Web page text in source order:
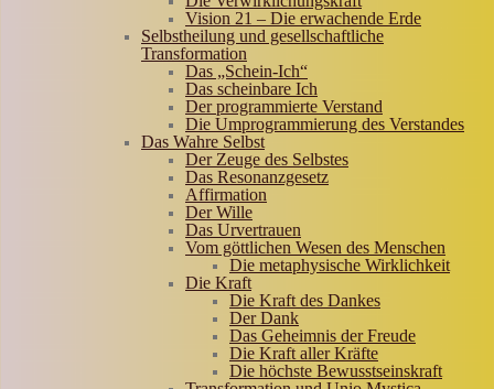
Vision 21 – Die erwachende Erde
Selbstheilung und gesellschaftliche
Transformation
Das „Schein-Ich“
Das scheinbare Ich
Der programmierte Verstand
Die Umprogrammierung des Verstandes
Das Wahre Selbst
Der Zeuge des Selbstes
Das Resonanzgesetz
Affirmation
Der Wille
Das Urvertrauen
Vom göttlichen Wesen des Menschen
Die metaphysische Wirklichkeit
Die Kraft
Die Kraft des Dankes
Der Dank
Das Geheimnis der Freude
Die Kraft aller Kräfte
Die höchste Bewusstseinskraft